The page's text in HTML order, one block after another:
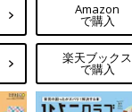
Amazon
で購入
楽天ブックス
で購入